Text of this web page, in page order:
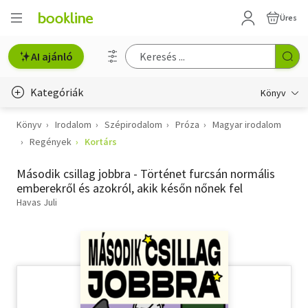
Üres
AI ajánló
Kategóriák Könyv
Életmód, egészség
Gyermek- és ifjúsági
Könyv Irodalom Szépirodalom Próza
Magyar irodalom
Regények
Kortárs
Második csillag jobbra - Történet furcsán normális
emberekről és azokról, akik későn nőnek fel
Havas Juli